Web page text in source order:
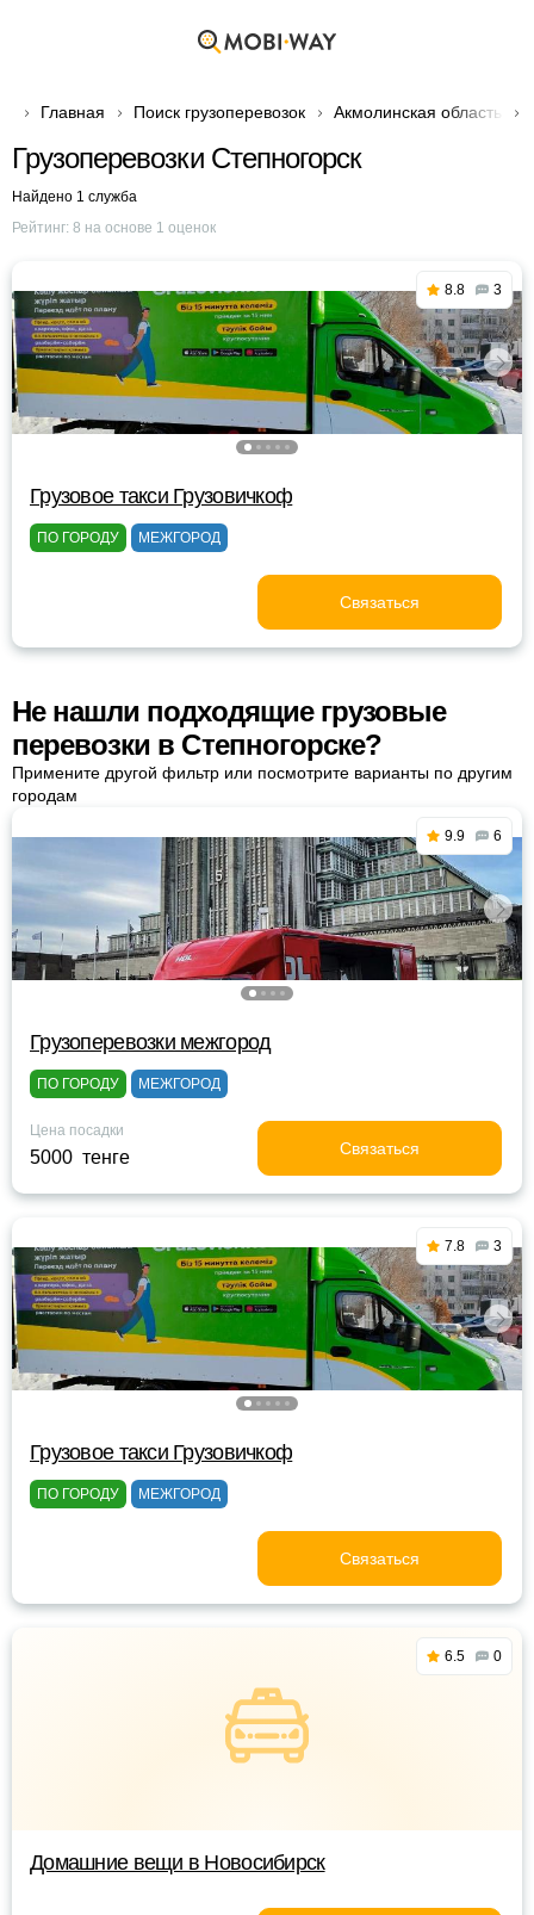
Главная Поиск грузоперевозок Акмолинская область
Грузоперевозки Степногорск
Найдено 1 служба
Рейтинг: 8 на основе 1 оценок
8.8 3
Грузовое такси Грузовичкоф
ПО ГОРОДУ МЕЖГОРОД
Связаться
Не нашли подходящие грузовые
перевозки в Степногорске?
Примените другой фильтр или посмотрите варианты по другим
городам
9.9 6
Грузоперевозки межгород
ПО ГОРОДУ МЕЖГОРОД
Цена посадки
5000 тенге Связаться
7.8 3
Грузовое такси Грузовичкоф
ПО ГОРОДУ МЕЖГОРОД
Связаться
6.5 0
Домашние вещи в Новосибирск